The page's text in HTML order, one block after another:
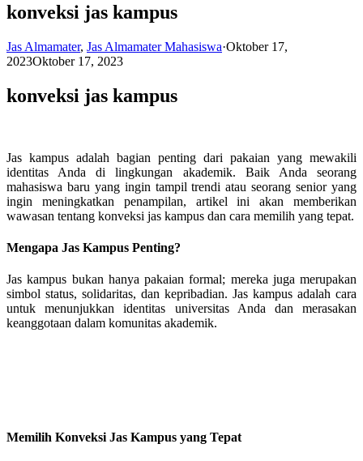
konveksi jas kampus
Jas Almamater, Jas Almamater Mahasiswa·Oktober 17,
2023Oktober 17, 2023
konveksi jas kampus
Jas kampus adalah bagian penting dari pakaian yang mewakili
identitas Anda di lingkungan akademik. Baik Anda seorang
mahasiswa baru yang ingin tampil trendi atau seorang senior yang
ingin meningkatkan penampilan, artikel ini akan memberikan
wawasan tentang konveksi jas kampus dan cara memilih yang tepat.
Mengapa Jas Kampus Penting?
Jas kampus bukan hanya pakaian formal; mereka juga merupakan
simbol status, solidaritas, dan kepribadian. Jas kampus adalah cara
untuk menunjukkan identitas universitas Anda dan merasakan
keanggotaan dalam komunitas akademik.
Memilih Konveksi Jas Kampus yang Tepat